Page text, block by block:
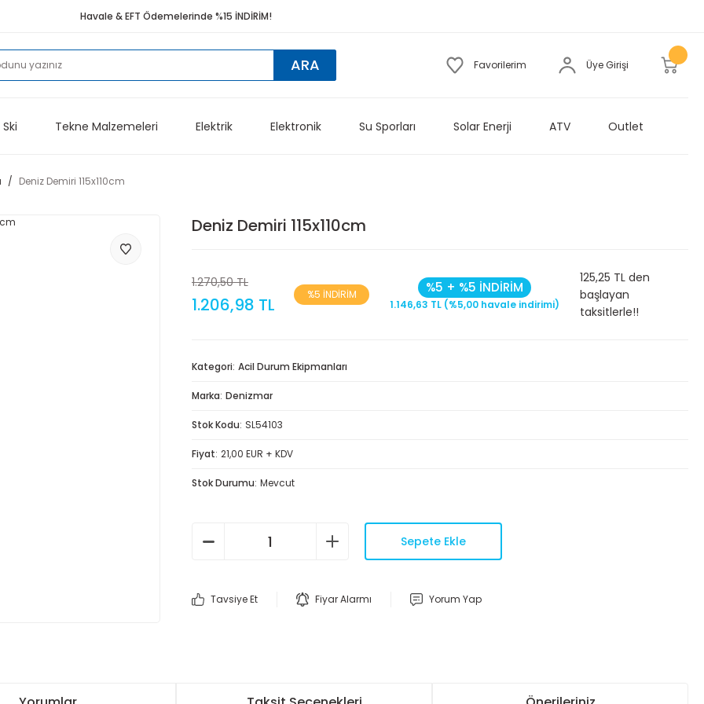
Havale & EFT Ödemelerinde %15 İNDİRİM!
ARA Favorilerim Üye Girişi
Tekne Malzemeleri Elektrik Elektronik Su Sporları Solar Enerji ATV Outlet
Deniz Demiri 115x110cm
Deniz Demiri 115x110cm
1.270,50 TL
1.206,98 TL %5 İNDİRİM %5 + %5 İNDİRİM
1.146,63 TL (%5,00 havale indirimi)
125,25 TL den
başlayan
taksitlerle!!
Kategori Acil Durum Ekipmanları
Marka Denizmar
Stok Kodu SL54103
Fiyat 21,00 EUR + KDV
Stok Durumu Mevcut
Sepete Ekle
Tavsiye Et Fiyar Alarmı Yorum Yap